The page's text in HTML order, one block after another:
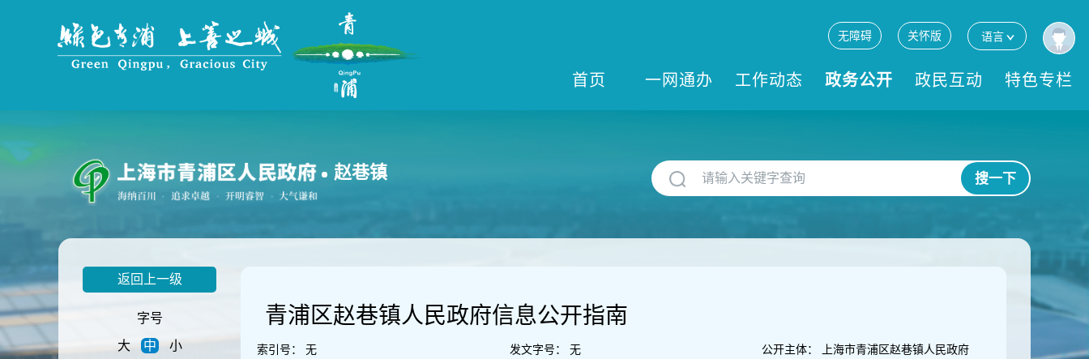
到
主
要
内
无障碍 关怀版 语言
首页 一网通办 工作动态 政务公开 政民互动 特色专栏
赵巷镇 搜一下
返回上一级
字号
大
中 小
青浦区赵巷镇人民政府信息公开指南
索引号： 无 发文字号： 无 公开主体： 上海市青浦区赵巷镇人民政府